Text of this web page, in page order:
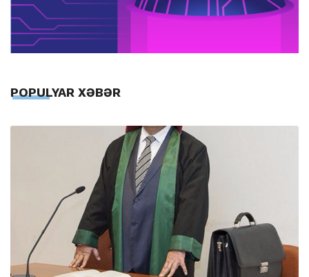
POPULYAR XƏBƏR